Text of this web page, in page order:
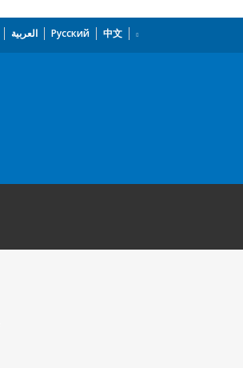
العربية Русский 中文